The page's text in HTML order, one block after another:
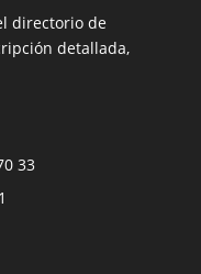
directorio de
detallada,
33